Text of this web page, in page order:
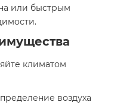
или быстрым
климатом
воздуха